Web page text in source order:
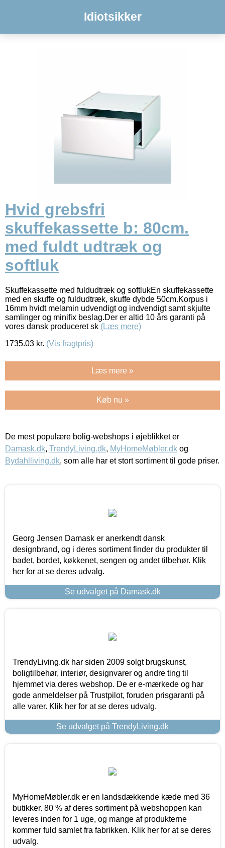
Idiotsikker
Hvid grebsfri
skuffekassette b: 80cm.
med fuldt udtræk og
softluk
Skuffekassette med fuldudtræk og softlukEn skuffekassette
med en skuffe og fuldudtræk, skuffe dybde 50cm.Korpus i
16mm hvidt melamin udvendigt og indvendigt samt skjulte
samlinger og minifix beslag.Der er altid 10 års garanti på
vores dansk produceret sk (Læs mere)
1735.03 kr. (Vis fragtpris)
Læs mere »
Køb nu »
De mest populære bolig-webshops i øjeblikket er
Damask.dk, TrendyLiving.dk, MyHomeMøbler.dk og
Bydahlliving.dk, som alle har et stort sortiment til gode priser.
Georg Jensen Damask er anerkendt dansk
designbrand, og i deres sortiment finder du produkter til
badet, bordet, køkkenet, sengen og andet tilbehør. Klik
her for at se deres udvalg.
Se udvalget på Damask.dk
TrendyLiving.dk har siden 2009 solgt brugskunst,
boligtilbehør, interiør, designvarer og andre ting til
hjemmet via deres webshop. De er e-mærkede og har
gode anmeldelser på Trustpilot, foruden prisgaranti på
alle varer. Klik her for at se deres udvalg.
Se udvalget på TrendyLiving.dk
MyHomeMøbler.dk er en landsdækkende kæde med 36
butikker. 80 % af deres sortiment på webshoppen kan
leveres inden for 1 uge, og mange af produkterne
kommer fuld samlet fra fabrikken. Klik her for at se deres
udvalg.